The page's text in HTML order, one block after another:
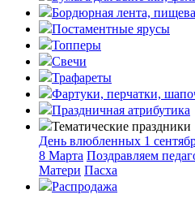
Бордюрная лента,
Постаментные ярусы
Топперы
Свечи
Трафареты
Фартуки, перчатки,
Праздничная атрибутика
Тематические праздники
День влюбленных 1
8 Марта Поздравляем
Матери Пасха
Распродажа